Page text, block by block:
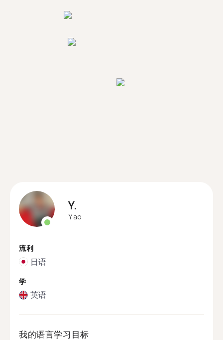
Y.
Yao
流利
日语
学
英语
我的语言学习目标